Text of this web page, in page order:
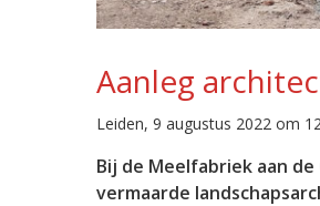
Aanleg
Leiden, 9 augustus 2022 om
Bij de Meelfabriek aan
vermaarde